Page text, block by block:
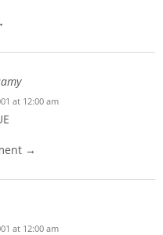
at 12:00 am
→
at 12:00 am